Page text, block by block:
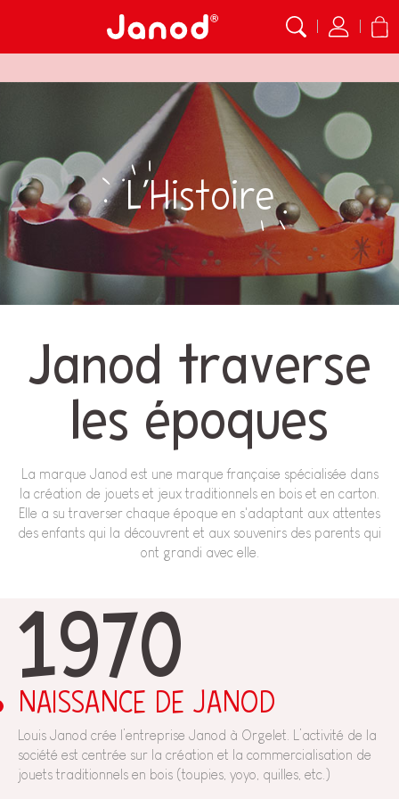
L’Histoire
Janod traverse
les époques
La marque Janod est une marque française spécialisée dans
la création de jouets et jeux traditionnels en bois et en carton.
Elle a su traverser chaque époque en s'adaptant aux attentes
des enfants qui la découvrent et aux souvenirs des parents qui
ont grandi avec elle.
1970
NAISSANCE DE JANOD
Louis Janod crée l’entreprise Janod à Orgelet. L’activité de la
société est centrée sur la création et la commercialisation de
jouets traditionnels en bois (toupies, yoyo, quilles, etc.)